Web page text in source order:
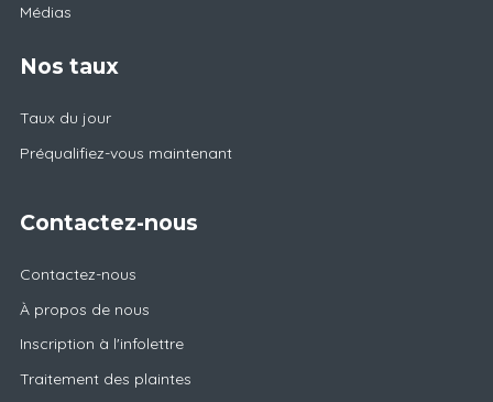
Médias
Nos taux
Taux du jour
Préqualifiez-vous maintenant
Contactez-nous
Contactez-nous
À propos de nous
Inscription à l'infolettre
Traitement des plaintes